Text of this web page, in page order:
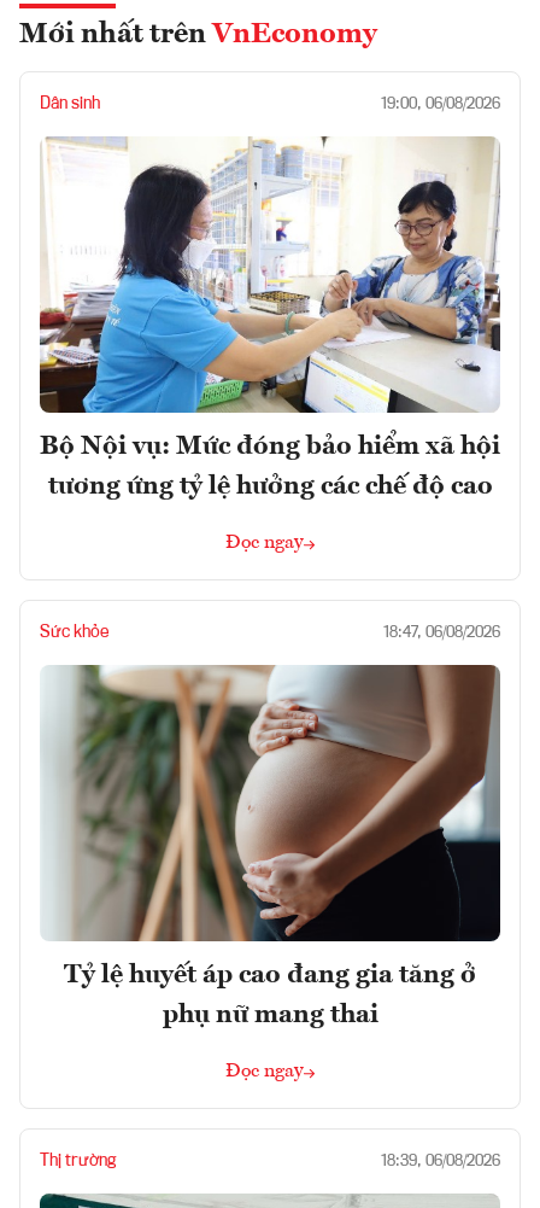
Mới nhất trên VnEconomy
Dân sinh 19:00, 06/08/2026
Bộ Nội vụ: Mức đóng bảo hiểm xã hội
tương ứng tỷ lệ hưởng các chế độ cao
Đọc ngay
Sức khỏe 18:47, 06/08/2026
Tỷ lệ huyết áp cao đang gia tăng ở
phụ nữ mang thai
Đọc ngay
Thị trường 18:39, 06/08/2026